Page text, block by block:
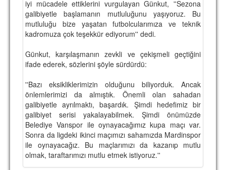
FOTOĞRAF & VİDEOLAR
MARŞ & TEZAHÜRATLAR
AMBLEM
SPOR TESİSLERİ
YÖNETİM KURULU
PERSONEL
SPONSORLAR
iyi mücadele ettiklerini vurgulayan Günkut, ''Sezona
galibiyetle başlamanın mutluluğunu yaşıyoruz. Bu
mutluluğu bize yaşatan futbolcularımıza ve teknik
kadromuza çok teşekkür ediyorum'' dedi.
Günkut, karşılaşmanın zevkli ve çekişmeli geçtiğini
ifade ederek, sözlerini şöyle sürdürdü:
''Bazı eksikliklerimizin olduğunu biliyorduk. Ancak
önlemlerimizi da almıştık. Önemli olan sahadan
galibiyetle ayrılmaktı, başardık. Şimdi hedefimiz bir
galibiyet serisi yakalayabilmek. Şimdi önümüzde
Belediye Vanspor ile oynayacağımız kupa maçı var.
Sonra da ligdeki ikinci maçımızı sahamızda Mardinspor
ile oynayacağız. Bu maçlarımızı da kazanıp mutlu
olmak, taraftarımızı mutlu etmek istiyoruz.''